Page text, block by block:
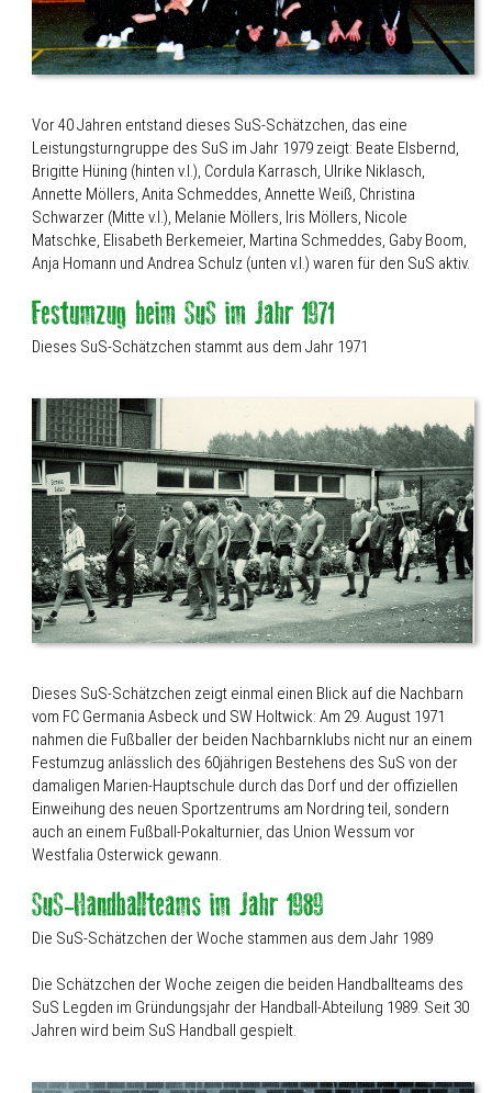
Vor 40 Jahren entstand dieses SuS-Schätzchen, das eine
Leistungsturngruppe des SuS im Jahr 1979 zeigt: Beate Elsbernd,
Brigitte Hüning (hinten v.l.), Cordula Karrasch, Ulrike Niklasch,
Annette Möllers, Anita Schmeddes, Annette Weiß, Christina
Schwarzer (Mitte v.l.), Melanie Möllers, Iris Möllers, Nicole
Matschke, Elisabeth Berkemeier, Martina Schmeddes, Gaby Boom,
Anja Homann und Andrea Schulz (unten v.l.) waren für den SuS aktiv.
Dieses SuS-Schätzchen stammt aus dem Jahr 1971
Dieses SuS-Schätzchen zeigt einmal einen Blick auf die Nachbarn
vom FC Germania Asbeck und SW Holtwick: Am 29. August 1971
nahmen die Fußballer der beiden Nachbarnklubs nicht nur an einem
Festumzug anlässlich des 60jährigen Bestehens des SuS von der
damaligen Marien-Hauptschule durch das Dorf und der offiziellen
Einweihung des neuen Sportzentrums am Nordring teil, sondern
auch an einem Fußball-Pokalturnier, das Union Wessum vor
Westfalia Osterwick gewann.
Die SuS-Schätzchen der Woche stammen aus dem Jahr 1989
Die Schätzchen der Woche zeigen die beiden Handballteams des
SuS Legden im Gründungsjahr der Handball-Abteilung 1989. Seit 30
Jahren wird beim SuS Handball gespielt.